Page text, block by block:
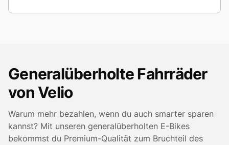
Generalüberholte Fahrräder
von Velio
Warum mehr bezahlen, wenn du auch smarter sparen
kannst? Mit unseren generalüberholten E-Bikes
bekommst du Premium-Qualität zum Bruchteil des